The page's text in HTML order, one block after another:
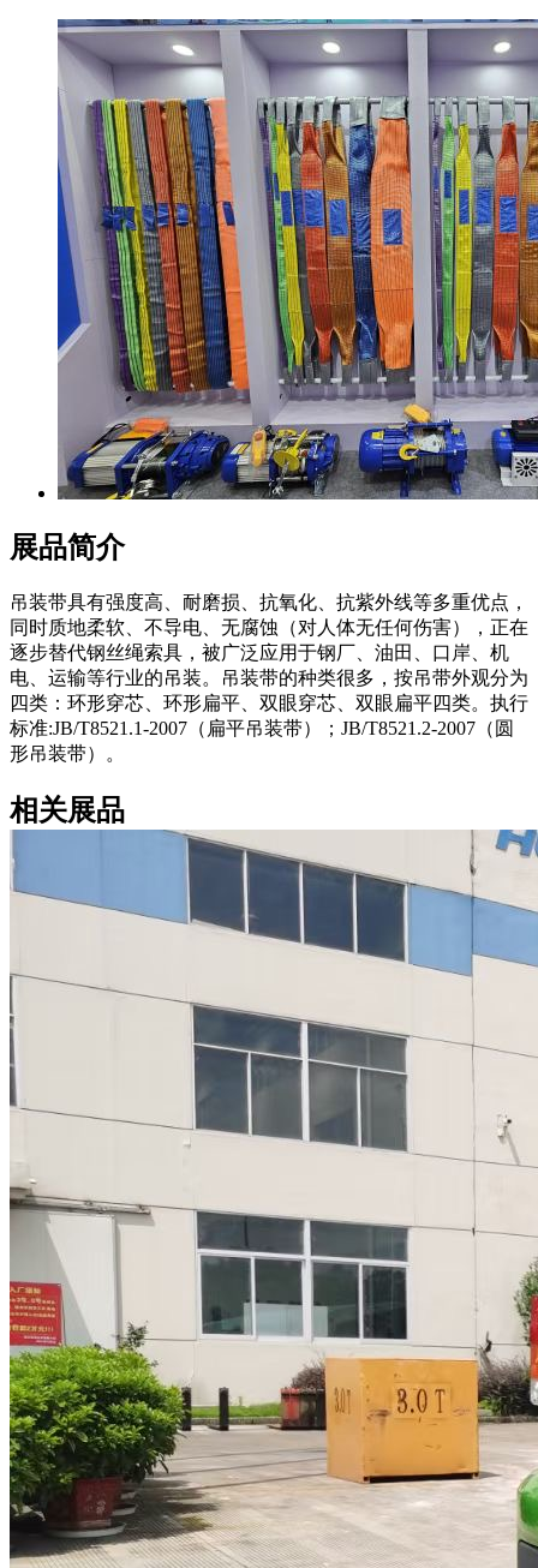
展品简介
吊装带具有强度高、耐磨损、抗氧化、抗紫外线等多重优点，
同时质地柔软、不导电、无腐蚀（对人体无任何伤害），正在
逐步替代钢丝绳索具，被广泛应用于钢厂、油田、口岸、机
电、运输等行业的吊装。吊装带的种类很多，按吊带外观分为
四类：环形穿芯、环形扁平、双眼穿芯、双眼扁平四类。执行
标准:JB/T8521.1-2007（扁平吊装带）；JB/T8521.2-2007（圆
形吊装带）。
相关展品